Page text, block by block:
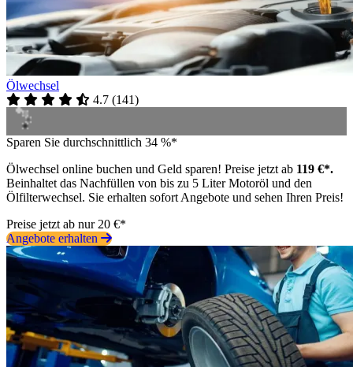
Ölwechsel
4.7 (141)
Sparen Sie durchschnittlich 34 %*
Ölwechsel online buchen und Geld sparen! Preise jetzt ab 119 €*.
Beinhaltet das Nachfüllen von bis zu 5 Liter Motoröl und den
Ölfilterwechsel. Sie erhalten sofort Angebote und sehen Ihren Preis!
Preise jetzt ab nur 20 €*
Angebote erhalten